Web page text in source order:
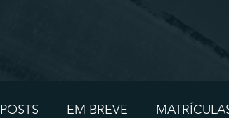
POSTS EM BREVE